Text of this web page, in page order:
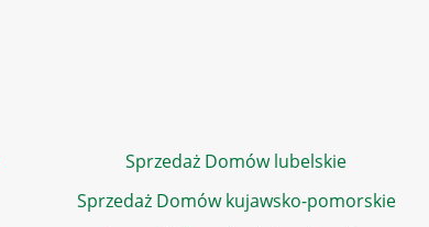
Sprzedaż Domów lubelskie
Sprzedaż Domów kujawsko-pomorskie